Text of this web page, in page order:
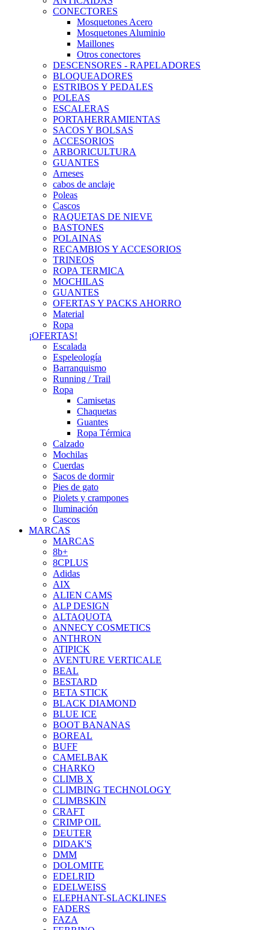
CONECTORES
Mosquetones Acero
Mosquetones Aluminio
Maillones
Otros conectores
DESCENSORES - RAPELADORES
BLOQUEADORES
ESTRIBOS Y PEDALES
POLEAS
ESCALERAS
PORTAHERRAMIENTAS
SACOS Y BOLSAS
ACCESORIOS
ARBORICULTURA
GUANTES
Arneses
cabos de anclaje
Poleas
Cascos
RAQUETAS DE NIEVE
BASTONES
POLAINAS
RECAMBIOS Y ACCESORIOS
TRINEOS
ROPA TERMICA
MOCHILAS
GUANTES
OFERTAS Y PACKS AHORRO
Material
Ropa
¡OFERTAS!
Escalada
Espeleología
Barranquismo
Running / Trail
Ropa
Camisetas
Chaquetas
Guantes
Ropa Térmica
Calzado
Mochilas
Cuerdas
Sacos de dormir
Pies de gato
Piolets y crampones
Iluminación
Cascos
MARCAS
MARCAS
8b+
8CPLUS
Adidas
AIX
ALIEN CAMS
ALP DESIGN
ALTAQUOTA
ANNECY COSMETICS
ANTHRON
ATIPICK
AVENTURE VERTICALE
BEAL
BESTARD
BETA STICK
BLACK DIAMOND
BLUE ICE
BOOT BANANAS
BOREAL
BUFF
CAMELBAK
CHARKO
CLIMB X
CLIMBING TECHNOLOGY
CLIMBSKIN
CRAFT
CRIMP OIL
DEUTER
DIDAK'S
DMM
DOLOMITE
EDELRID
EDELWEISS
ELEPHANT-SLACKLINES
FADERS
FAZA